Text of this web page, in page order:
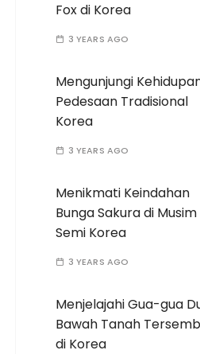
Fox di Korea
3 YEARS AGO
Mengunjungi
Pedesaan Tradisional
Korea
3 YEARS AGO
Menikmati Keindahan
Bunga Sakura di Musim
Semi Korea
3 YEARS AGO
Menjelajahi Gua-gua
Bawah Tanah
di Korea